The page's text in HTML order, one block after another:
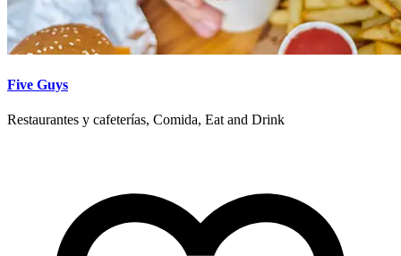
Five Guys
Restaurantes y cafeterías, Comida, Eat and Drink